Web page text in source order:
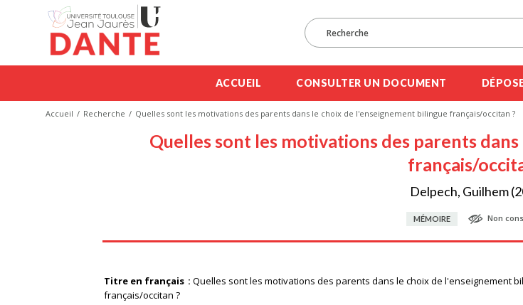
ACCUEIL CONSULTER UN DOCUMENT
Accueil Recherche Quelles sont les motivations des parents dans le choix de l'enseignement bilingue français/occitan ?
Quelles sont les motivations des parents
français/
Delpech, Guilhem
MÉMOIRE Non
Titre en français
Quelles sont les motivations des parents dans le choix de l'enseignement
français/occitan ?